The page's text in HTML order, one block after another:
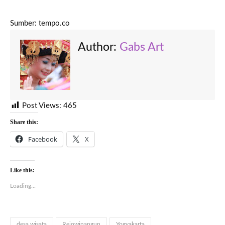
Sumber: tempo.co
Author: Gabs Art
Post Views: 465
Share this:
Facebook X
Like this:
Loading...